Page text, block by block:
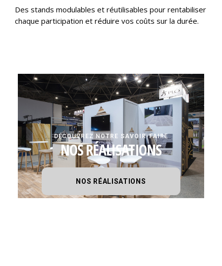
Des stands modulables et réutilisables pour rentabiliser
chaque participation et réduire vos coûts sur la durée.
DÉCOUVREZ NOTRE SAVOIR-FAIRE
NOS RÉALISATIONS
NOS RÉALISATIONS